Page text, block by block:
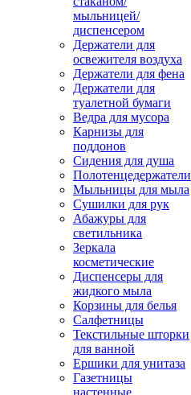
мыльницей/
диспенсером
Держатели для
освежителя воздуха
Держатели для фена
Держатели для
туалетной бумаги
Ведра для мусора
Карнизы для
поддонов
Сидения для душа
Полотенцедержатели
Мыльницы для мыла
Сушилки для рук
Абажуры для
светильника
Зеркала
косметические
Диспенсеры для
жидкого мыла
Корзины для белья
Салфетницы
Текстильные шторки
для ванной
Ершики для унитаза
Газетницы
настенные